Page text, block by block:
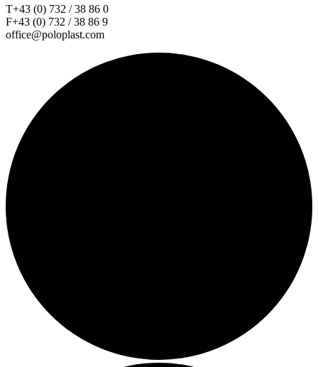
T+43 (0) 732 / 38 86 0
F+43 (0) 732 / 38 86 9
office@poloplast.com